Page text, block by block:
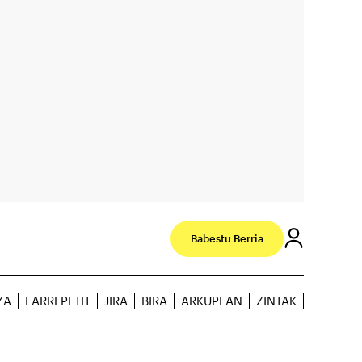
Babestu Berria
LARREPETIT JIRA BIRA ARKUPEAN ZINTAK